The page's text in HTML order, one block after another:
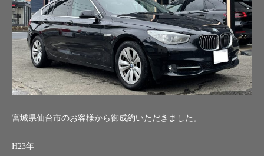
宮城県仙台市のお客様から御成約いただきました。
H23年